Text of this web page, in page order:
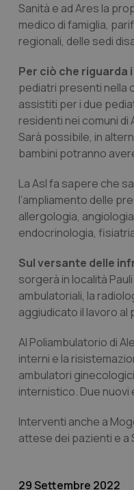
Sanità e ad Ares la
medico di famiglia,
regionali, delle sedi
Per ciò che riguarda
pediatri presenti nella
assistiti per i due
residenti nei comuni di
Sarà possibile, in
bambini potranno
La Asl fa sapere che
l’ampliamento delle
allergologia,
endocrinologia,
Sul versante delle
sorgerà in località
ambulatoriali, la
aggiudicato il lavoro al
Al Poliambulatorio di
interni e la
ambulatori
internistico. Due nuovi
Interventi anche a
attese dei pazienti e a
29 Settembre 2022